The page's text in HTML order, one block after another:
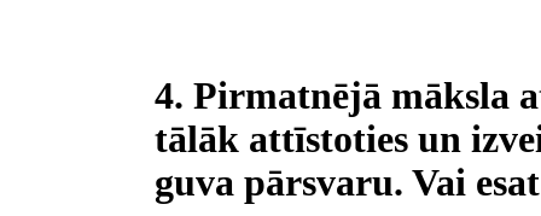
4. Pirmatnējā māksla
tālāk attīstoties un
guva pārsvaru. Vai